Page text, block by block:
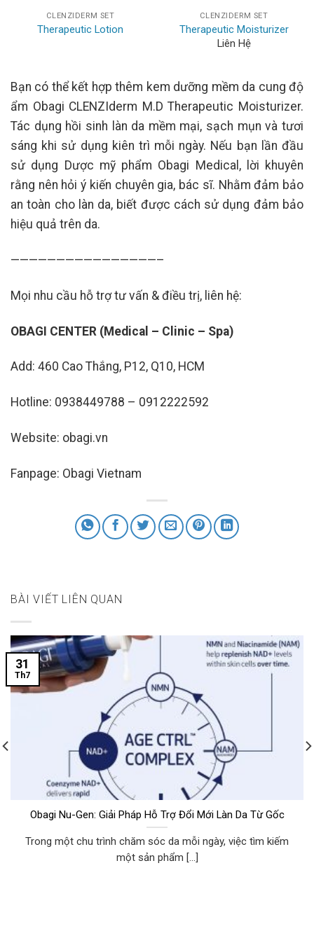
CLENZIDERM SET
Therapeutic Lotion
CLENZIDERM SET
Therapeutic Moisturizer
Liên Hệ
Bạn có thể kết hợp thêm kem dưỡng mềm da cung độ
ẩm Obagi CLENZIderm M.D Therapeutic Moisturizer.
Tác dụng hồi sinh làn da mềm mại, sạch mụn và tươi
sáng khi sử dụng kiên trì mỗi ngày. Nếu bạn lần đầu
sử dụng Dược mỹ phẩm Obagi Medical, lời khuyên
rằng nên hỏi ý kiến chuyên gia, bác sĩ. Nhằm đảm bảo
an toàn cho làn da, biết được cách sử dụng đảm bảo
hiệu quả trên da.
————————————————–
Mọi nhu cầu hỗ trợ tư vấn & điều trị, liên hệ:
OBAGI CENTER (Medical – Clinic – Spa)
Add: 460 Cao Thắng, P12, Q10, HCM
Hotline: 0938449788 – 0912222592
Website: obagi.vn
Fanpage: Obagi Vietnam
BÀI VIẾT LIÊN QUAN
Obagi Nu-Gen: Giải Pháp Hỗ Trợ Đổi Mới Làn Da Từ Gốc
Trong một chu trình chăm sóc da mỗi ngày, việc tìm kiếm
một sản phẩm [...]
31
Th7